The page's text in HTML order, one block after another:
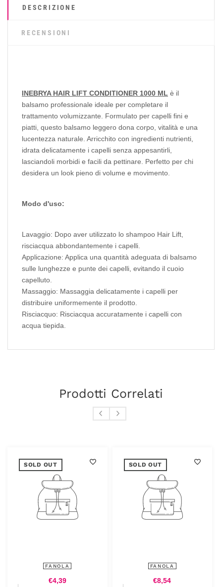
DESCRIZIONE
RECENSIONI
INEBRYA HAIR LIFT CONDITIONER 1000 ML è il
balsamo professionale ideale per completare il
trattamento volumizzante. Formulato per capelli fini e
piatti, questo balsamo leggero dona corpo, vitalità e una
lucentezza naturale. Arricchito con ingredienti nutrienti,
idrata delicatamente i capelli senza appesantirli,
lasciandoli morbidi e facili da pettinare. Perfetto per chi
desidera un look pieno di volume e movimento.
Modo d'uso:
Lavaggio: Dopo aver utilizzato lo shampoo Hair Lift,
risciacqua abbondantemente i capelli.
Applicazione: Applica una quantità adeguata di balsamo
sulle lunghezze e punte dei capelli, evitando il cuoio
capelluto.
Massaggio: Massaggia delicatamente i capelli per
distribuire uniformemente il prodotto.
Risciacquo: Risciacqua accuratamente i capelli con
acqua tiepida.
Prodotti Correlati
SOLD OUT
FANOLA
€4,39
SOLD OUT
FANOLA
€8,54